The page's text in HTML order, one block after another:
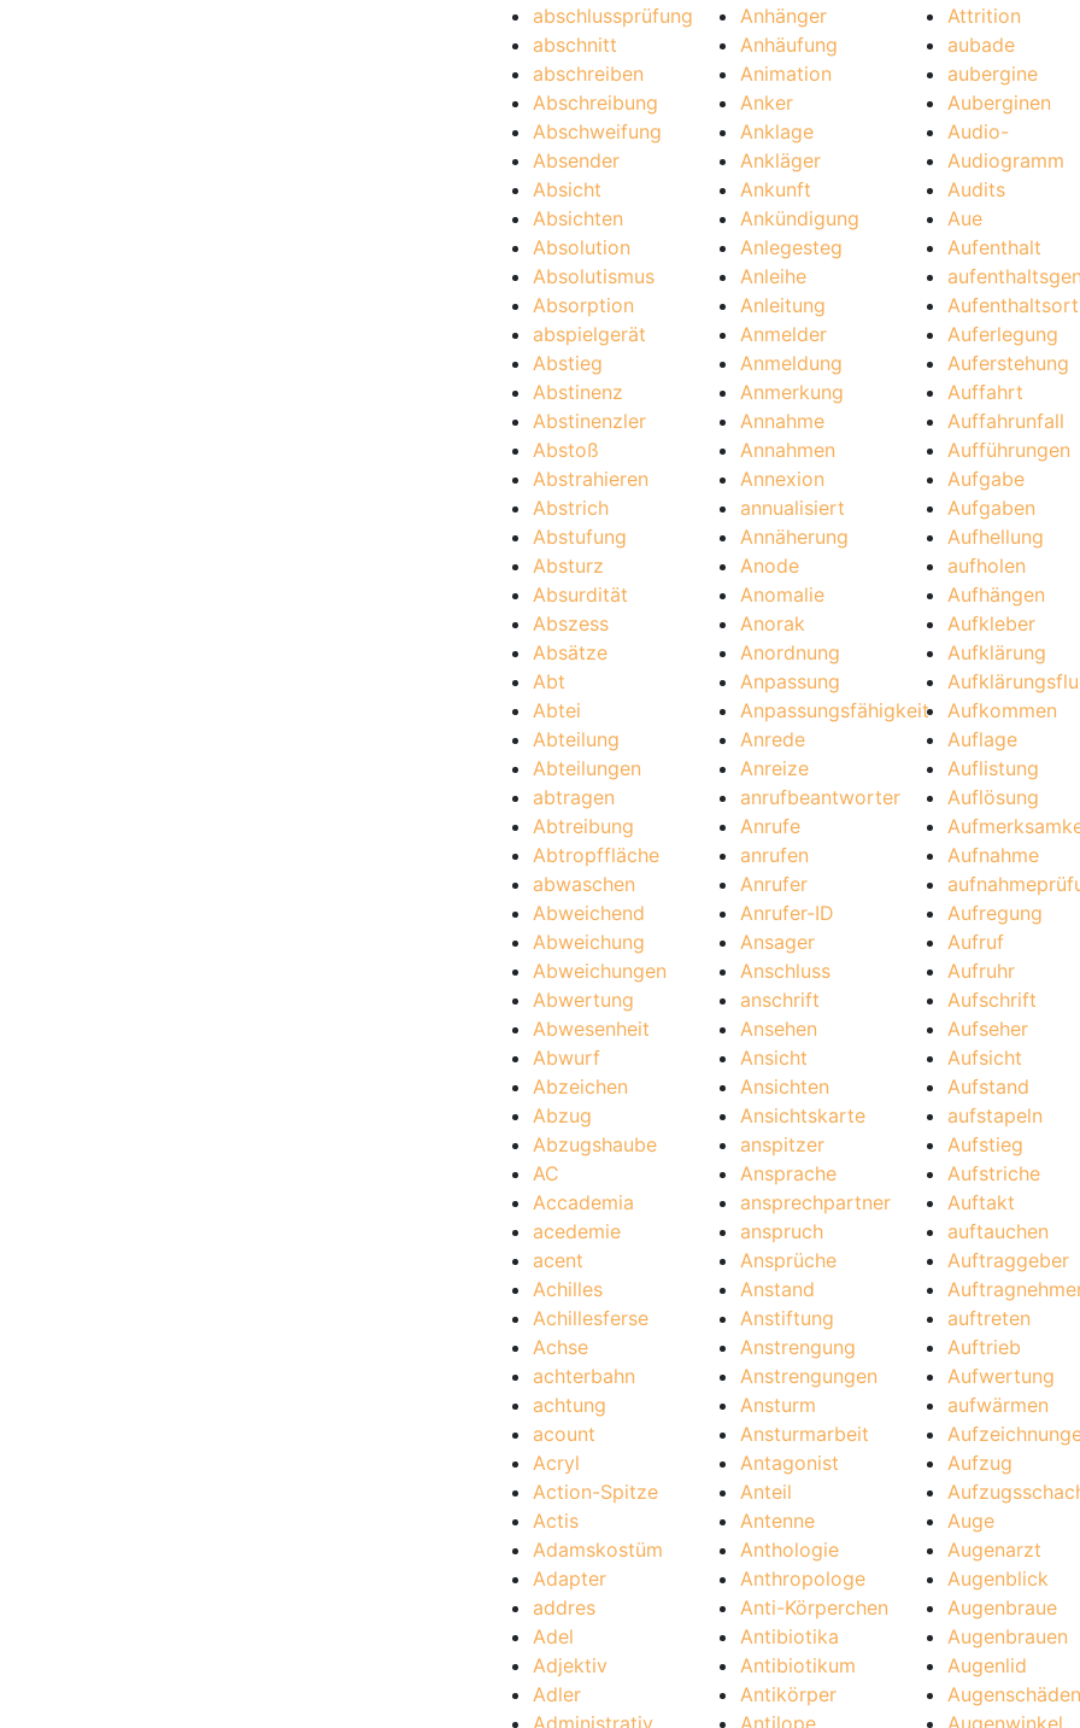
abschlussprüfung
abschnitt
abschreiben
Abschreibung
Abschweifung
Absender
Absicht
Absichten
Absolution
Absolutismus
Absorption
abspielgerät
Abstieg
Abstinenz
Abstinenzler
Abstoß
Abstrahieren
Abstrich
Abstufung
Absturz
Absurdität
Abszess
Absätze
Abt
Abtei
Abteilung
Abteilungen
abtragen
Abtreibung
Abtropffläche
abwaschen
Abweichend
Abweichung
Abweichungen
Abwertung
Abwesenheit
Abwurf
Abzeichen
Abzug
Abzugshaube
AC
Accademia
acedemie
acent
Achilles
Achillesferse
Achse
achterbahn
achtung
acount
Acryl
Action-Spitze
Actis
Adamskostüm
Adapter
addres
Adel
Adjektiv
Adler
Administrativ
Anhänger
Anhäufung
Animation
Anker
Anklage
Ankläger
Ankunft
Ankündigung
Anlegesteg
Anleihe
Anleitung
Anmelder
Anmeldung
Anmerkung
Annahme
Annahmen
Annexion
annualisiert
Annäherung
Anode
Anomalie
Anorak
Anordnung
Anpassung
Anpassungsfähigkeit
Anrede
Anreize
anrufbeantworter
Anrufe
anrufen
Anrufer
Anrufer-ID
Ansager
Anschluss
anschrift
Ansehen
Ansicht
Ansichten
Ansichtskarte
anspitzer
Ansprache
ansprechpartner
anspruch
Ansprüche
Anstand
Anstiftung
Anstrengung
Anstrengungen
Ansturm
Ansturmarbeit
Antagonist
Anteil
Antenne
Anthologie
Anthropologe
Anti-Körperchen
Antibiotika
Antibiotikum
Antikörper
Antilope
Attrition
aubade
aubergine
Auberginen
Audio-
Audiogramm
Audits
Aue
Aufenthalt
Aufenthaltsort
Auferlegung
Auferstehung
Auffahrt
Auffahrunfall
Aufführungen
Aufgabe
Aufgaben
Aufhellung
aufholen
Aufhängen
Aufkleber
Aufklärung
Aufkommen
Auflage
Auflistung
Auflösung
Aufnahme
Aufregung
Aufruf
Aufruhr
Aufschrift
Aufseher
Aufsicht
Aufstand
aufstapeln
Aufstieg
Aufstriche
Auftakt
auftauchen
Auftraggeber
auftreten
Auftrieb
Aufwertung
aufwärmen
Aufzug
Auge
Augenarzt
Augenblick
Augenbraue
Augenbrauen
Augenlid
Augenschäden
Augenwinkel